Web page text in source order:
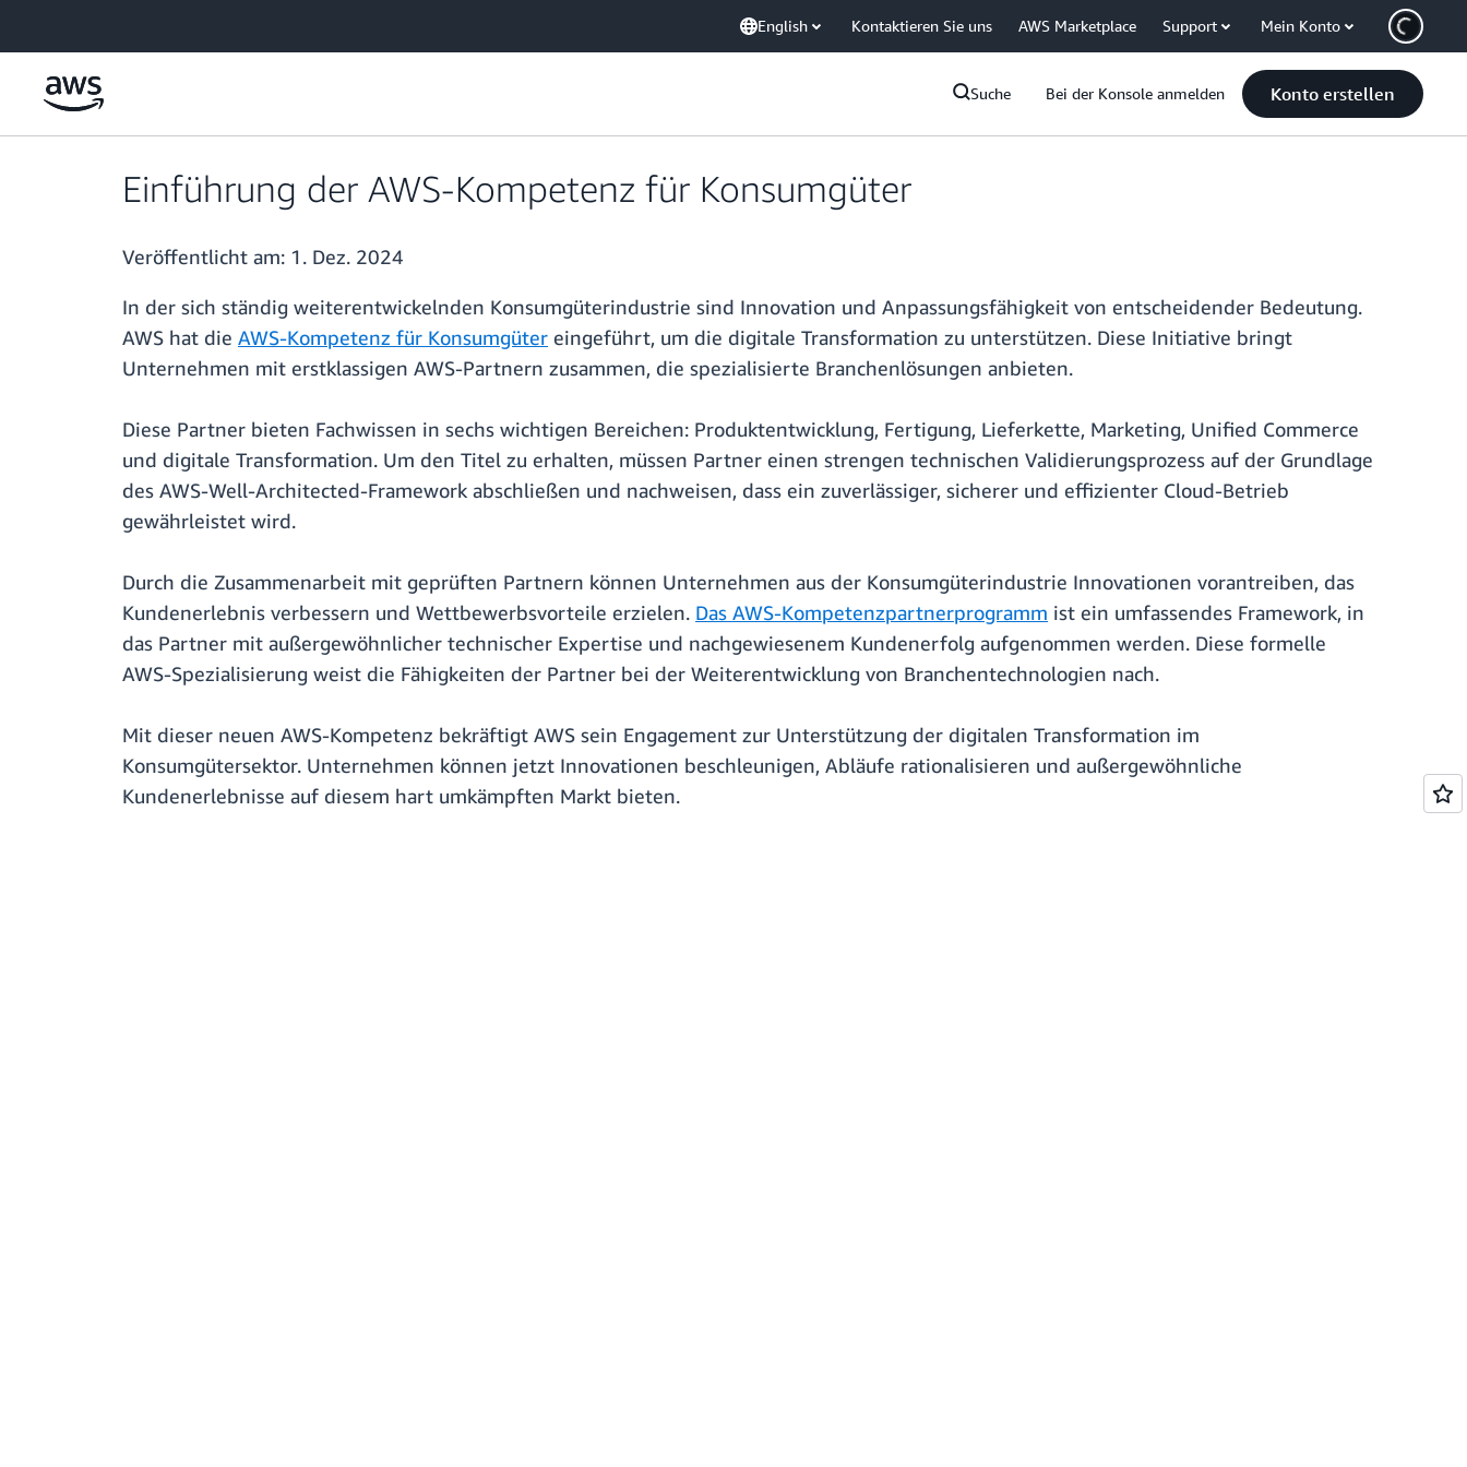
English Kontaktieren Sie uns AWS Marketplace Support Mein Konto
Suche Bei der Konsole anmelden Konto erstellen
Einführung der AWS-Kompetenz für Konsumgüter
Veröffentlicht am: 1. Dez. 2024
In der sich ständig weiterentwickelnden Konsumgüterindustrie sind Innovation und Anpassungsfähigkeit von entscheidender Bedeutung.
AWS hat die AWS-Kompetenz für Konsumgüter eingeführt, um die digitale Transformation zu unterstützen. Diese Initiative bringt
Unternehmen mit erstklassigen AWS-Partnern zusammen, die spezialisierte Branchenlösungen anbieten.
Diese Partner bieten Fachwissen in sechs wichtigen Bereichen: Produktentwicklung, Fertigung, Lieferkette, Marketing, Unified Commerce
und digitale Transformation. Um den Titel zu erhalten, müssen Partner einen strengen technischen Validierungsprozess auf der Grundlage
des AWS-Well-Architected-Framework abschließen und nachweisen, dass ein zuverlässiger, sicherer und effizienter Cloud-Betrieb
gewährleistet wird.
Durch die Zusammenarbeit mit geprüften Partnern können Unternehmen aus der Konsumgüterindustrie Innovationen vorantreiben, das
Kundenerlebnis verbessern und Wettbewerbsvorteile erzielen. Das AWS-Kompetenzpartnerprogramm ist ein umfassendes Framework, in
das Partner mit außergewöhnlicher technischer Expertise und nachgewiesenem Kundenerfolg aufgenommen werden. Diese formelle
AWS-Spezialisierung weist die Fähigkeiten der Partner bei der Weiterentwicklung von Branchentechnologien nach.
Mit dieser neuen AWS-Kompetenz bekräftigt AWS sein Engagement zur Unterstützung der digitalen Transformation im
Konsumgütersektor. Unternehmen können jetzt Innovationen beschleunigen, Abläufe rationalisieren und außergewöhnliche
Kundenerlebnisse auf diesem hart umkämpften Markt bieten.